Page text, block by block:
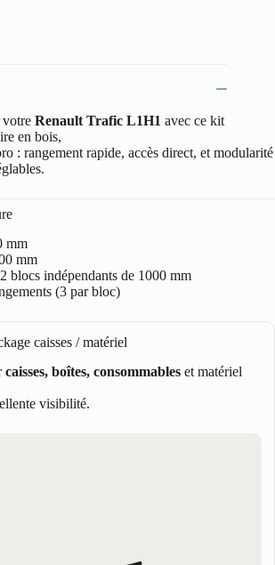
votre Renault Trafic L1H1 avec ce kit
en bois,
: rangement rapide, accès direct, et modularité
mm
mm
2 blocs indépendants de 1000 mm
(3 par bloc)
caisses / matériel
caisses, boîtes, consommables et matériel
visibilité.